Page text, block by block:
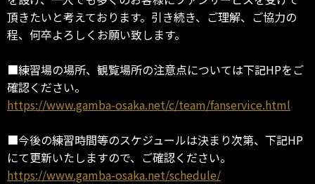
頂きたいと考えております。引き続き、ご理解、ご協力の
程、何卒よろしくお願い致します。
■練習場の場所、観覧場所の注意点については下記HPをご
確認ください。
https://www.gamba-osaka.net/c/team/fanservice.html
■今後の練習時間等のスケジュールは決まり次第、下記HP
にて更新いたしますので、ご確認ください。
https://www.gamba-osaka.net/schedule/